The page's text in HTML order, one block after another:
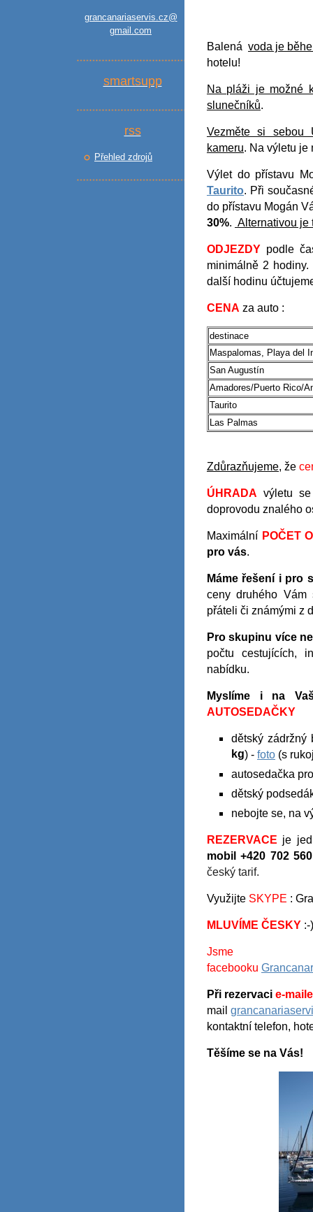
grancanariaservis.cz@
gmail.com
smartsupp
rss
Přehled zdrojů
Balená voda je
hotelu!
Na pláži je možné
slunečníků.
Vezměte si sebou
kameru. Na výletu je
Výlet do přístavu
Taurito. Při
do přístavu Mogán
30%. Alternativou je
ODJEZDY podle
minimálně 2
další hodinu
CENA za auto :
destinace
Maspalomas, Playa del
San Augustín
Amadores/Puerto Rico/
Taurito
Las Palmas
Zdůrazňujeme, že
ÚHRADA výletu
doprovodu znalého
Maximální POČET
pro vás.
Máme řešení i pro
ceny druhého Vám
přáteli či známými z
Pro skupinu více
počtu cestujících,
nabídku.
Myslíme i na
AUTOSEDAČKY
dětský zádržný
kg) - foto (s
autosedačka
dětský
nebojte se, na
REZERVACE je
mobil +420 702
český tarif.
Využijte SKYPE :
MLUVÍME ČESKY :-)
facebooku
Při rezervaci e-
mail
kontaktní telefon,
Těšíme se na Vás!